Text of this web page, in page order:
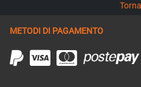
METODI DI PAGAMENTO